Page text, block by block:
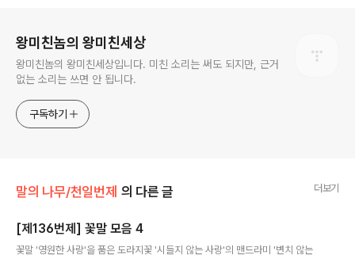
왕미친놈의 왕미친세상
왕미친놈의 왕미친세상입니다. 미친 소리는 써도 되지만, 근거
없는 소리는 쓰면 안 됩니다.
구독하기
말의 나무/천일번제 의 다른 글 더보기
[제136번제] 꽃말 모음 4
꽃말 '영원한 사랑'을 품은 도라지꽃 '시들지 않는 사랑'의 맨드라미 '변치 않는